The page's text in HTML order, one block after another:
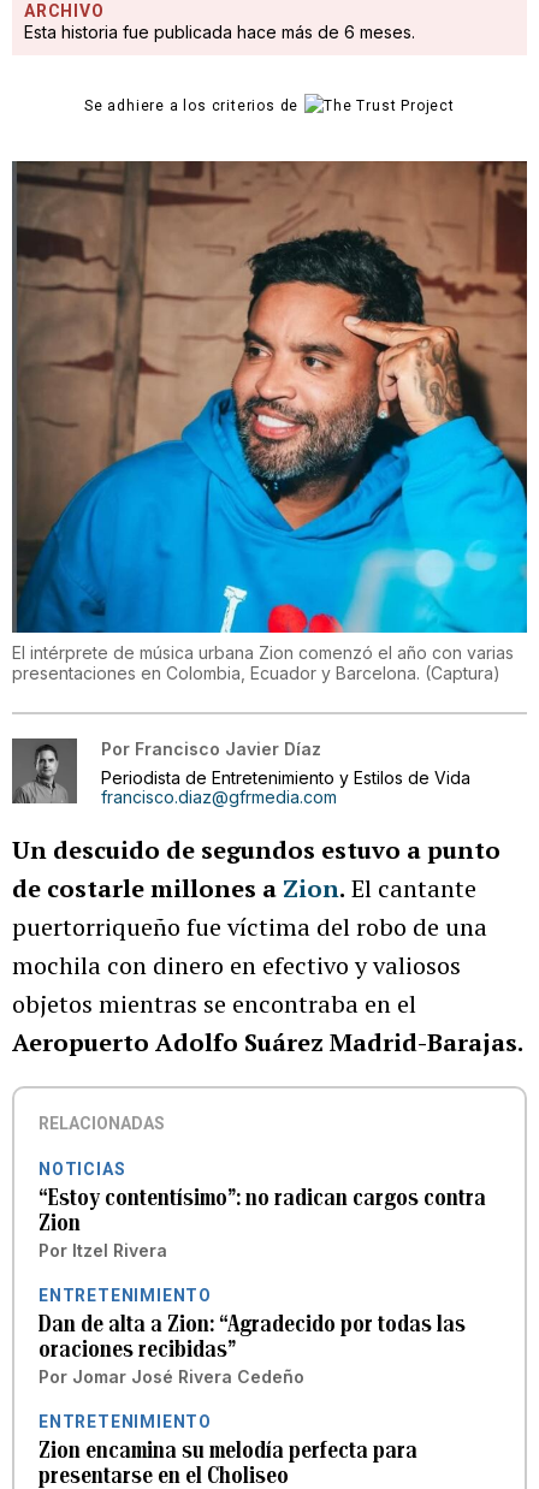
ARCHIVO
Esta historia fue publicada hace más de 6 meses.
Se adhiere a los criterios de
El intérprete de música urbana Zion comenzó el año con varias
presentaciones en Colombia, Ecuador y Barcelona. (Captura)
Por Francisco Javier Díaz
Periodista de Entretenimiento y Estilos de Vida
francisco.diaz@gfrmedia.com
Un descuido de segundos estuvo a punto
de costarle millones a Zion. El cantante
puertorriqueño fue víctima del robo de una
mochila con dinero en efectivo y valiosos
objetos mientras se encontraba en el
Aeropuerto Adolfo Suárez Madrid-Barajas.
RELACIONADAS
NOTICIAS
“Estoy contentísimo”: no radican cargos contra
Zion
Por Itzel Rivera
ENTRETENIMIENTO
Dan de alta a Zion: “Agradecido por todas las
oraciones recibidas”
Por Jomar José Rivera Cedeño
ENTRETENIMIENTO
Zion encamina su melodía perfecta para
presentarse en el Choliseo